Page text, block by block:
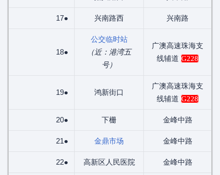
17● 兴南路西 兴南路
18●
公交临时站
（近：港湾五
号）
广澳高速珠海支
线辅道 G228
19● 鸿新街口
广澳高速珠海支
线辅道 G228
20● 下栅 金峰中路
21● 金鼎市场 金峰中路
22● 高新区人民医院 金峰中路